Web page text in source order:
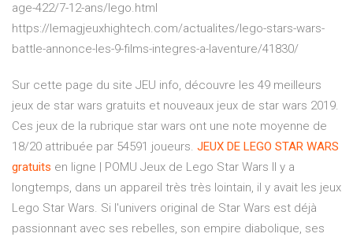
age-422/7-12-ans/lego.html
https://lemagjeuxhightech.com/actualites/lego-stars-wars-
battle-annonce-les-9-films-integres-a-laventure/41830/
Sur cette page du site JEU info, découvre les 49 meilleurs
jeux de star wars gratuits et nouveaux jeux de star wars 2019.
Ces jeux de la rubrique star wars ont une note moyenne de
18/20 attribuée par 54591 joueurs. JEUX DE LEGO STAR WARS
gratuits en ligne | POMU Jeux de Lego Star Wars Il y a
longtemps, dans un appareil très très lointain, il y avait les jeux
Lego Star Wars. Si l'univers original de Star Wars est déjà
passionnant avec ses rebelles, son empire diabolique, ses